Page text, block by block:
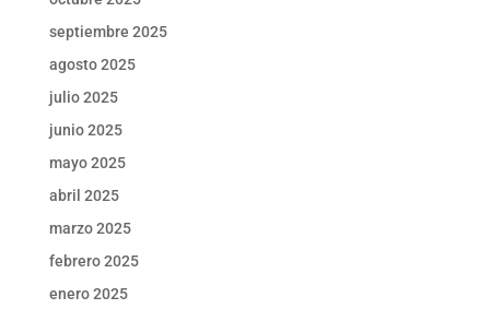
septiembre 2025
agosto 2025
julio 2025
junio 2025
mayo 2025
abril 2025
marzo 2025
febrero 2025
enero 2025